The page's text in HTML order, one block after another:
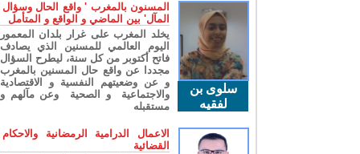
سلوى بن
لفقيه
المسنون بالمغرب ' واقع الحال وسؤال
المآل' بين الماضي و الواقع و المتأمل
يخلد المغرب على غرار بلدان المعمور
اليوم العالمي للمسنين الذي يصادف
فاتح أكتوبر من كل سنة، ليطرح السؤال
مجددا عن واقع حال المسنين بالمغرب
و عن وضعيتهم النفسية و الاقتصادية
والاجتماعية و الصحية وعن مآلهم و
مستقبله
الاعمال الدرامية الرمضانية والاحكام
القضائية